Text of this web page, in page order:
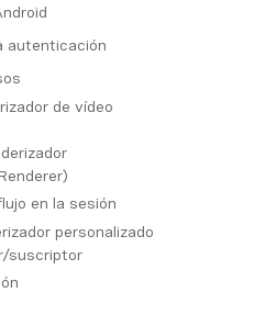
autenticación
de vídeo
en la sesión
personalizado
suscriptor